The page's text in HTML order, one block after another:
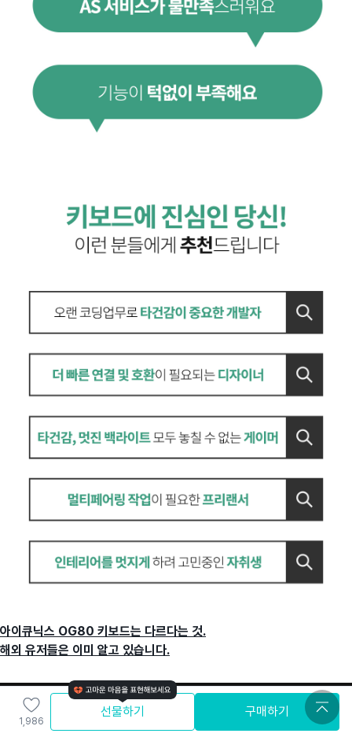
아이큐닉스 OG80 키보드는 다르다는 것.
해외 유저들은 이미 알고 있습니다.
1,986
선물하기 구매하기